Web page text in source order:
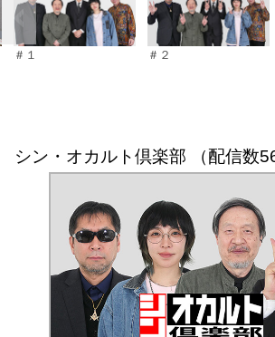
＃１ ＃２
シン・オカルト倶楽部 （配信数56